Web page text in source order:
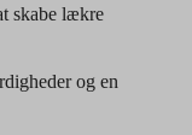
skabe lækre
og en